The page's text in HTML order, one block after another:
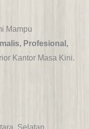
Mampu
Profesional,
Kantor Masa Kini.